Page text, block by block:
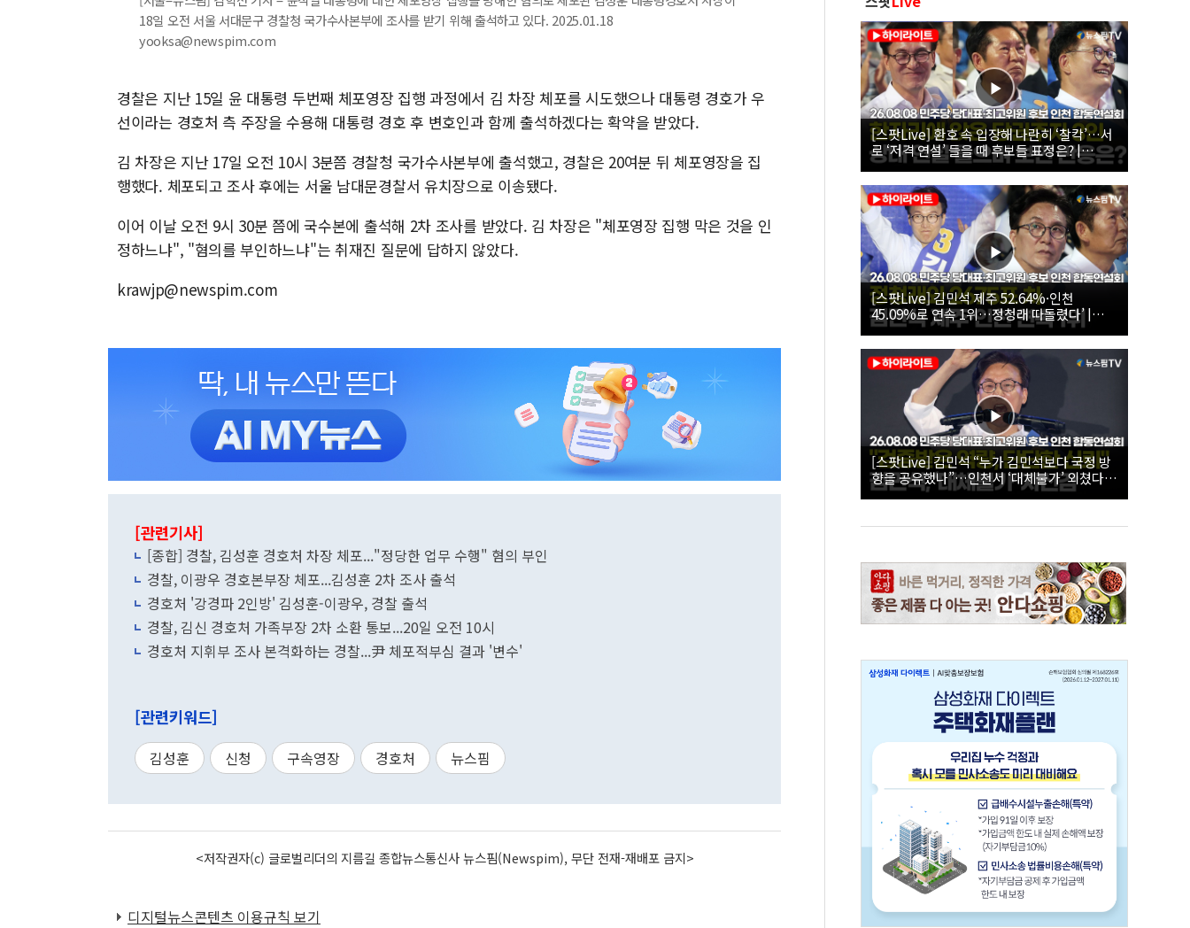
18일 오전 서울 서대문구 경찰청 국가수사본부에 조사를 받기 위해 출석하고 있다. 2025.01.18
yooksa@newspim.com
경찰은 지난 15일 윤 대통령 두번째 체포영장 집행 과정에서 김 차장 체포를 시도했으나 대통령 경호가 우
선이라는 경호처 측 주장을 수용해 대통령 경호 후 변호인과 함께 출석하겠다는 확약을 받았다.
김 차장은 지난 17일 오전 10시 3분쯤 경찰청 국가수사본부에 출석했고, 경찰은 20여분 뒤 체포영장을 집
행했다. 체포되고 조사 후에는 서울 남대문경찰서 유치장으로 이송됐다.
이어 이날 오전 9시 30분 쯤에 국수본에 출석해 2차 조사를 받았다. 김 차장은 "체포영장 집행 막은 것을 인
정하느냐", "혐의를 부인하느냐"는 취재진 질문에 답하지 않았다.
krawjp@newspim.com
[관련기사]
[종합] 경찰, 김성훈 경호처 차장 체포..."정당한 업무 수행" 혐의 부인
경찰, 이광우 경호본부장 체포...김성훈 2차 조사 출석
경호처 '강경파 2인방' 김성훈-이광우, 경찰 출석
경찰, 김신 경호처 가족부장 2차 소환 통보...20일 오전 10시
경호처 지휘부 조사 본격화하는 경찰...尹 체포적부심 결과 '변수'
[관련키워드]
김성훈 신청 구속영장 경호처 뉴스핌
<저작권자(c) 글로벌리더의 지름길 종합뉴스통신사 뉴스핌(Newspim), 무단 전재-재배포 금지>
디지털뉴스콘텐츠 이용규칙 보기
[스팟Live] 환호 속 입장해 나란히 ‘찰칵’…서
로 ‘저격 연설’ 들을 때 후보들 표정은? |
26.08.08 더불어민주당 당대표·최고위원 후
보 인천 합동연설회
[스팟Live] 김민석 제주 52.64%·인천
45.09%로 연속 1위…정청래 따돌렸다’ |
26.08.08 더불어민주당 당대표·최고위원 후
보 인천 합동연설회
[스팟Live] 김민석 “누가 김민석보다 국정 방
향을 공유했나”…인천서 ‘대체불가’ 외쳤다 |
26.08.08 더불어민주당 당대표·최고위원 후